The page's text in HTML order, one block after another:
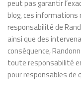
peut pas garantir
blog, ces informations
responsabilité de
ainsi que des
conséquence,
toute responsabilité
pour responsables de